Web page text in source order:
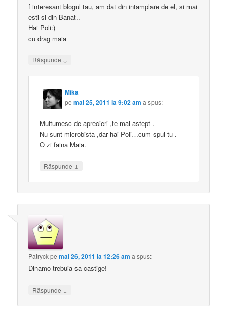
f interesant blogul tau, am dat din intamplare de el, si mai
esti si din Banat..
Hai Poli:)
cu drag maia
Răspunde ↓
Mika
pemai 25, 2011 la 9:02 am a spus:
Multumesc de aprecieri ,te mai astept .
Nu sunt microbista ,dar hai Poli…cum spui tu .
O zi faina Maia.
Răspunde ↓
Patryckpemai 26, 2011 la 12:26 am a spus:
Dinamo trebuia sa castige!
Răspunde ↓